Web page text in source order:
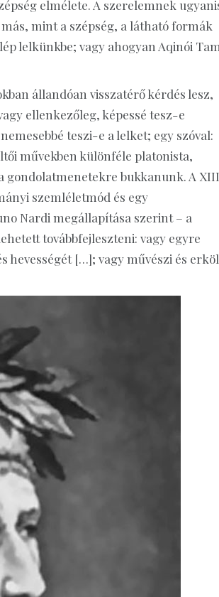
elmélete. A szerelemnek
mint a szépség, a látható formák
lelkünkbe; vagy ahogyan Aqinói
állandóan visszatérő kérdés lesz,
ellenkezőleg, képessé tesz-e
teszi-e a lelket; egy szóval:
művekben különféle platonista,
gondolatmenetekre bukkanunk. A
szemléletmód és egy
Nardi megállapítása szerint – a
továbbfejleszteni: vagy egyre
hevességét […]; vagy művészi és